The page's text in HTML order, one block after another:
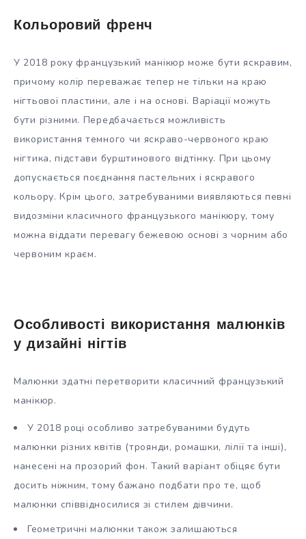
Кольоровий френч
У 2018 року французький манікюр може бути яскравим,
причому колір переважає тепер не тільки на краю
нігтьової пластини, але і на основі. Варіації можуть
бути різними. Передбачається можливість
використання темного чи яскраво-червоного краю
нігтика, підстави бурштинового відтінку. При цьому
допускається поєднання пастельних і яскравого
кольору. Крім цього, затребуваними виявляються певні
видозміни класичного французького манікюру, тому
можна віддати перевагу бежевою основі з чорним або
червоним краєм.
Особливості використання малюнків
у дизайні нігтів
Малюнки здатні перетворити класичний французький
манікюр.
У 2018 році особливо затребуваними будуть
малюнки різних квітів (троянди, ромашки, лілії та інші),
нанесені на прозорий фон. Такий варіант обіцяє бути
досить ніжним, тому бажано подбати про те, щоб
малюнки співвідносилися зі стилем дівчини.
Геометричні малюнки також залишаються